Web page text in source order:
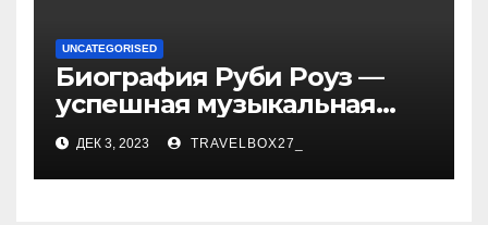
UNCATEGORISED
Биография Руби Роуз —
успешная музыкальная
карьера, личная жизнь и
знаковые достижения
ДЕК 3, 2023 TRAVELBOX27_